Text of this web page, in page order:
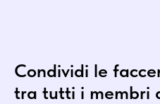
Condividi le
tra tutti i membri